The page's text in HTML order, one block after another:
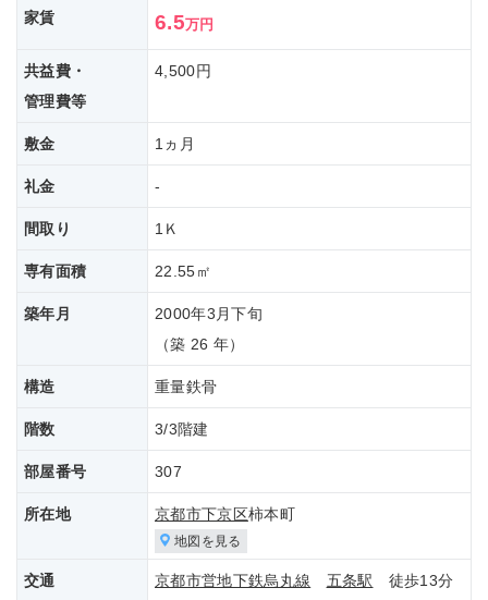
家賃 6.5万円
共益費・
管理費等
4,500円
敷金 1ヵ月
礼金 -
間取り 1Ｋ
専有面積 22.55㎡
築年月
2000年3月下旬
（築 26 年）
構造 重量鉄骨
階数 3/3階建
部屋番号 307
所在地 京都市下京区柿本町
地図を見る
交通 京都市営地下鉄烏丸線 五条駅 徒歩13分